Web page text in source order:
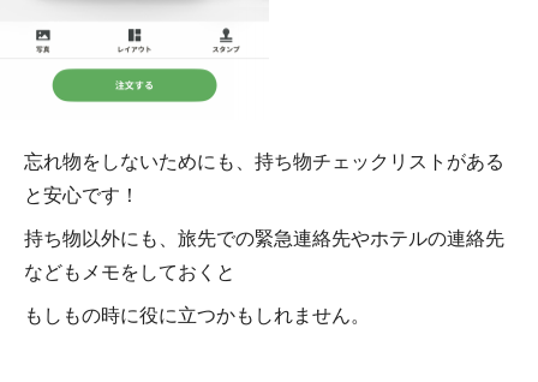
忘れ物をしないためにも、持ち物チェックリストがある
と安心です！
持ち物以外にも、旅先での緊急連絡先やホテルの連絡先
などもメモをしておくと
もしもの時に役に立つかもしれません。